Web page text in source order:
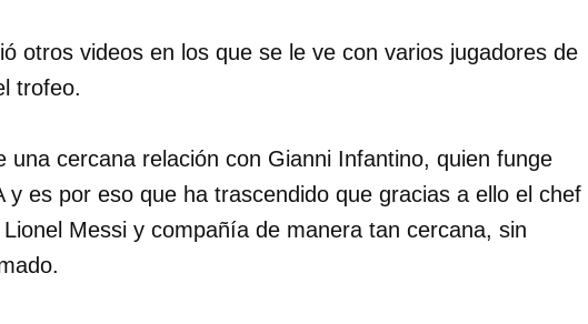
otros videos en los que se le ve con varios jugadores de
trofeo.
una cercana relación con Gianni Infantino, quien funge
y es por eso que ha trascendido que gracias a ello el chef
Messi y compañía de manera tan cercana, sin